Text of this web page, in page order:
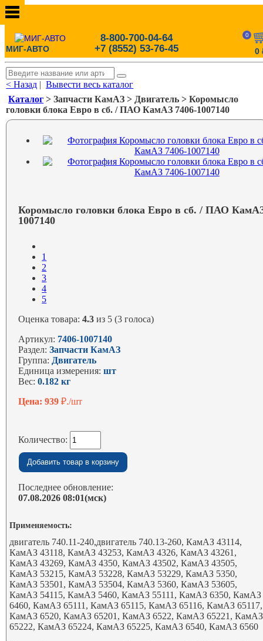
МИГ-АВТО
8-800-700-04-64
+7 (8552) 53-76-45
0
0
< Назад |Вывести весь каталог
Каталог > Запчасти КамАЗ > Двигатель > Коромысло
головки блока Евро в сб. / ПАО КамАЗ 7406-1007140
Коромысло головки блока Евро в сб. / ПАО
1007140
1
2
3
4
5
Оценка товара:4.3 из 5 (3 голоса)
Артикул: 7406-1007140
Раздел:Запчасти КамАЗ
Группа: Двигатель
Единица измерения:шт
Вес:0.182 кг
Цена: 939₽./шт
Количество:
Последнее обновление:
07.08.2026 08:01(мск)
Применяемость:
двигатель 740.11-240,двигатель 740.13-260, КамАЗ 43114,
КамАЗ 43118, КамАЗ 43253, КамАЗ 4326, КамАЗ 43261,
КамАЗ 43269, КамАЗ 4350, КамАЗ 43502, КамАЗ 43505,
КамАЗ 53215, КамАЗ 53228, КамАЗ 53229, КамАЗ 5350,
КамАЗ 53501, КамАЗ 53504, КамАЗ 5360, КамАЗ 53605,
КамАЗ 54115, КамАЗ 5460, КамАЗ 55111, КамАЗ 6350, КамАЗ
6460, КамАЗ 65111, КамАЗ 65115, КамАЗ 65116, КамАЗ 65117,
КамАЗ 6520, КамАЗ 65201, КамАЗ 6522, КамАЗ 65221, КамАЗ
65222, КамАЗ 65224, КамАЗ 65225, КамАЗ 6540, КамАЗ 6560